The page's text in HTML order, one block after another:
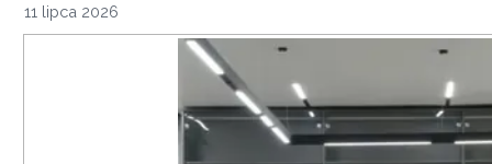
11 lipca 2026